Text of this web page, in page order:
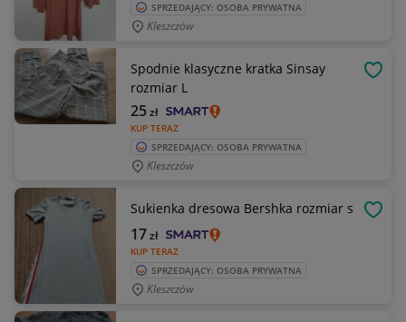
SPRZEDAJĄCY: OSOBA PRYWATNA
Kleszczów
Spodnie klasyczne kratka Sinsay
rozmiar L
KUP TERAZ
25zł
SPRZEDAJĄCY: OSOBA PRYWATNA
Kleszczów
Sukienka dresowa Bershka rozmiar s
KUP TERAZ
17zł
SPRZEDAJĄCY: OSOBA PRYWATNA
Kleszczów